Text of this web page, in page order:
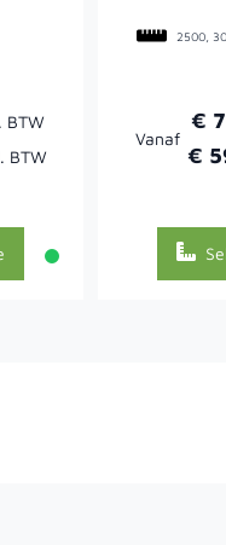
2500,
Vanaf
€
€